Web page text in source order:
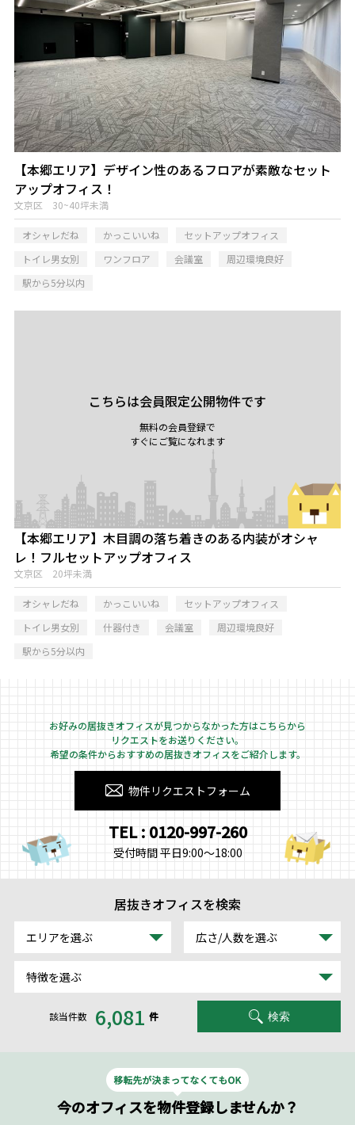
【本郷エリア】デザイン性のあるフロアが素敵なセット
アップオフィス！
文京区 30~40坪未満
オシャレだね かっこいいね
セットアップオフィス
トイレ男女別
ワンフロア 会議室
周辺環境良好
駅から5分以内
こちらは会員限定公開物件です
無料の会員登録で
すぐにご覧になれます
【本郷エリア】木目調の落ち着きのある内装がオシャ
レ！フルセットアップオフィス
文京区 20坪未満
オシャレだね かっこいいね
セットアップオフィス
トイレ男女別
什器付き 会議室
周辺環境良好
駅から5分以内
お好みの居抜きオフィスが見つからなかった方はこちらから
リクエストをお送りください。
希望の条件からおすすめの居抜きオフィスをご紹介します。
物件リクエストフォーム
TEL : 0120-997-260
受付時間 平日9:00～18:00
居抜きオフィスを検索
エリアを選ぶ 広さ/人数を選ぶ
特徴を選ぶ
該当件数 6,081 件 検索
今のオフィスを物件登録しませんか？